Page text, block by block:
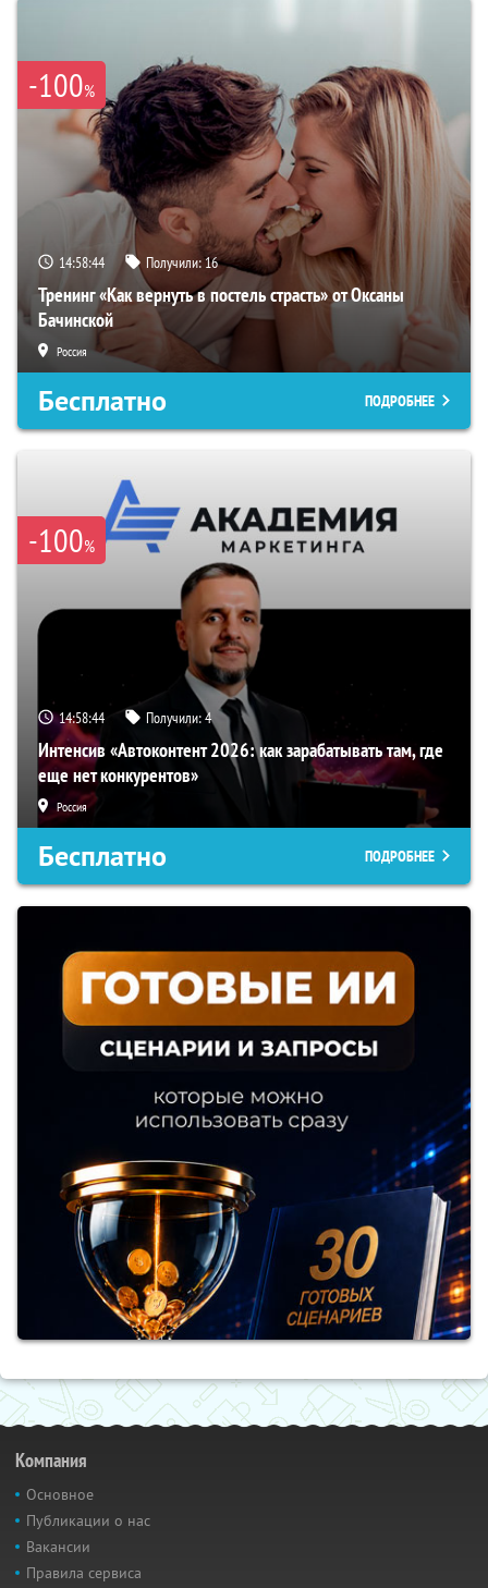
-100%
14:58:43 Получили:16
Тренинг «Как вернуть в постель страсть» от Оксаны
Бачинской
Россия
Бесплатно ПОДРОБНЕЕ
-100%
14:58:43 Получили:4
Интенсив «Автоконтент 2026: как зарабатывать там, где
еще нет конкурентов»
Россия
Бесплатно ПОДРОБНЕЕ
Компания
Основное
Публикации о нас
Вакансии
Правила сервиса